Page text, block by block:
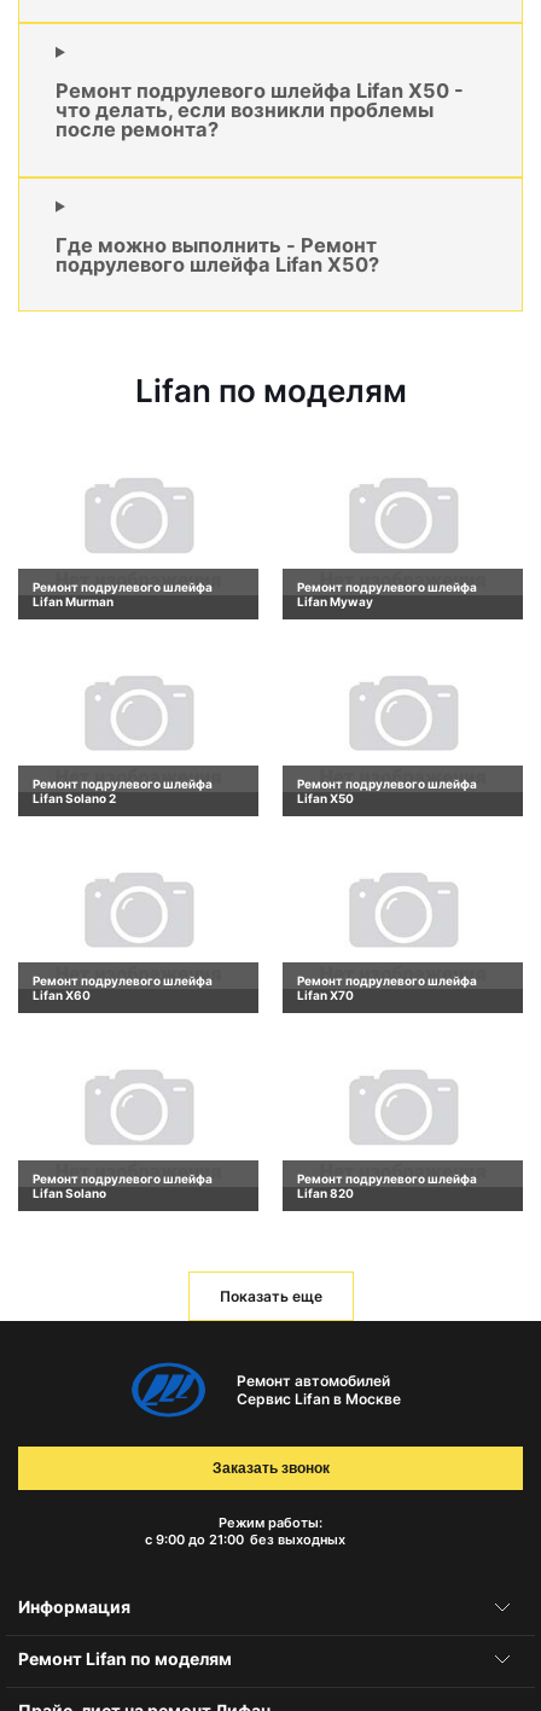
Ремонт подрулевого шлейфа Lifan X50 -
что делать, если возникли проблемы
после ремонта?
Где можно выполнить - Ремонт
подрулевого шлейфа Lifan X50?
Lifan по моделям
Ремонт подрулевого шлейфа
Lifan Murman
Ремонт подрулевого шлейфа
Lifan Myway
Ремонт подрулевого шлейфа
Lifan Solano 2
Ремонт подрулевого шлейфа
Lifan X50
Ремонт подрулевого шлейфа
Lifan X60
Ремонт подрулевого шлейфа
Lifan X70
Ремонт подрулевого шлейфа
Lifan Solano
Ремонт подрулевого шлейфа
Lifan 820
Показать еще
Ремонт автомобилей
Сервис Lifan в Москве
Режим работы:
с 9:00 до 21:00 без выходных
Заказать звонок
Информация
Ремонт Lifan по моделям